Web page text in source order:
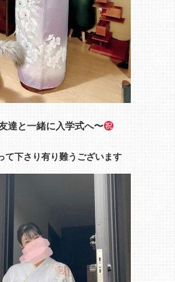
達と一緒に入学式へ〜
て下さり有り難うございます